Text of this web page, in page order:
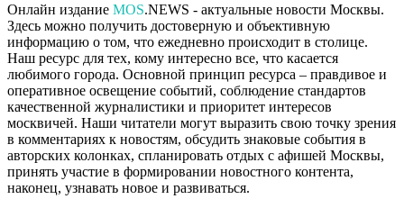
Онлайн издание MOS.NEWS - актуальные новости Москвы.
Здесь можно получить достоверную и объективную
информацию о том, что ежедневно происходит в столице.
Наш ресурс для тех, кому интересно все, что касается
любимого города. Основной принцип ресурса – правдивое и
оперативное освещение событий, соблюдение стандартов
качественной журналистики и приоритет интересов
москвичей. Наши читатели могут выразить свою точку зрения
в комментариях к новостям, обсудить знаковые события в
авторских колонках, спланировать отдых с афишей Москвы,
принять участие в формировании новостного контента,
наконец, узнавать новое и развиваться.